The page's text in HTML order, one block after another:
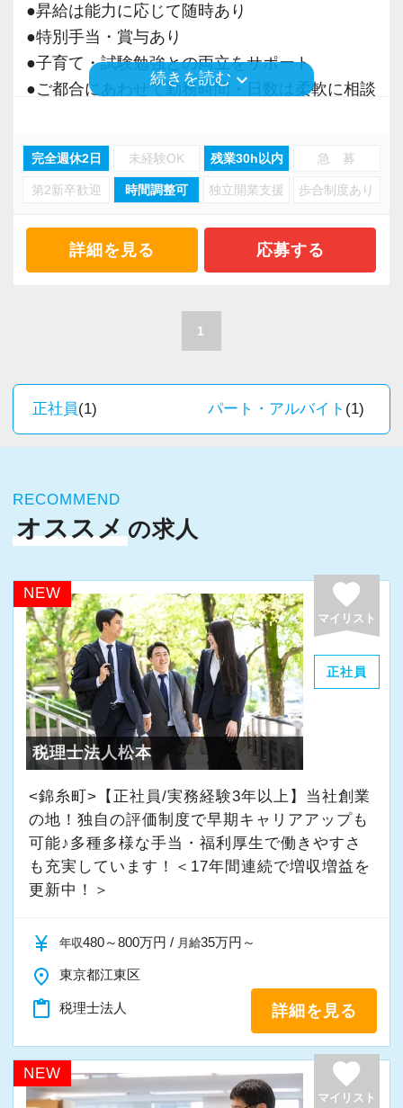
＜先輩スタッフの声＞
Q. 当事務所を選んだ理由は？
A. 幅広い業務を経験できる点に魅力を感じ、入
Q. 実際に働いてみてどうですか？
A. さまざまな業務を任せてもらえるので、以前
より成長スピードが上がったと感じています。
Q. 職場の雰囲気は？
場だと感じています。
・税務経験を活かして成長したい方
・キャリアアップ志向のある方
・資産税など専門性を高めたい方
・将来的にマネジメントに関わりたい方
・事前に気軽な面談を実施
・仕事内容やキャリアを相談可
・ざっくばらんに質問OK
・納得後に選考へ進めます
・入社時期は柔軟に対応
・半年～1年の調整も可能
「応募する」からお気軽にご連絡ください。
●昇給は能力に応じて随時あり
●特別手当・賞与あり
●子育て・試験勉強との両立をサポート
●ご都合にあわせて勤務時間・日数は柔軟に相談
当事務所は、創業期や成長期の企業を中心に支
現代では電子化が進んでいることから人も会社
も生産性が求められており、当事務所でもDXを
職員一人ひとりの力がそのまま事業運営に直結
するところで、個人事務所ならではの面白さと
新しいチャレンジが沢山ありますので、飽きる
個人事務所ならではの自由な雰囲気で、気負い
なく業務に向かっています。
務を覚えていくことができます。
パソコン作業になりますので、目や脳が疲れた
ら、お茶やお菓子で糖分補給もしながら、作業
を進めています。
★入社後の仕事内容★
業務時間内は、事務所内スタッフともやりとり
して頂きながら、
完全在宅会計スタッフとして、会計業務全般を
お任せします。
【具体的な業務】
・記帳代行
・年末調整業務
・申告書作成補助
・決算業務
・Excelを使用した集計、Wordでの文書作成
・電話、メール対応
続きを読む keyboard_arrow_down
完全週休2日 未経験OK 残業30h以内 急 募
第2新卒歓迎 時間調整可 独立開業支援 歩合制度あり
詳細を見る 応募する
1
正社員(1) パート・アルバイト (1)
RECOMMEND
オススメ の求人
NEW favorite
マイリスト
正社員
税理士法人松本
<錦糸町>【正社員/実務経験3年以上】当社創業
の地！独自の評価制度で早期キャリアアップも
可能♪多種多様な手当・福利厚生で働きやすさ
も充実しています！＜17年間連続で増収増益を
更新中！＞
currency_yen 年収480～800万円 / 月給35万円～
place 東京都江東区
content_paste 税理士法人 詳細を見る
NEW favorite
マイリスト